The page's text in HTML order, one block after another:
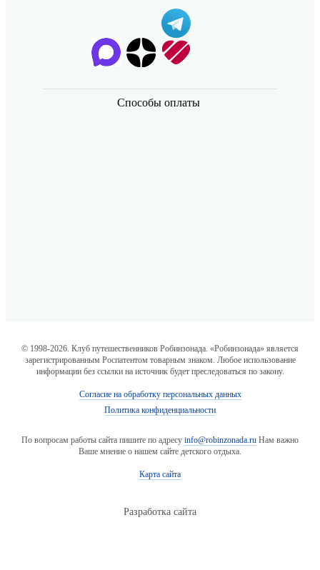
Способы оплаты
© 1998-2026. Клуб путешественников Робинзонада. «Робинзонада» является
зарегистрированным Роспатентом товарным знаком. Любое использование
информации без ссылки на источник будет преследоваться по закону.
Согласие на обработку персональных данных
Политика конфиденциальности
По вопросам работы сайта пишите по адресу info@robinzonada.ru Нам важно
Ваше мнение о нашем сайте детского отдыха.
Карта сайта
Разработка сайта